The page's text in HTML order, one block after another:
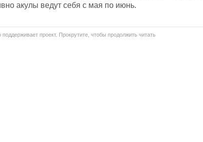
акулы ведут себя с мая по июнь.
проект. Прокрутите, чтобы продолжить читать